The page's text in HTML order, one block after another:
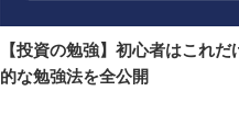
【投資の勉強】初心者はこれ
的な勉強法を全公開